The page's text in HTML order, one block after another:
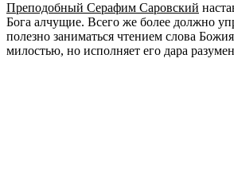
Преподобный Серафим Саровский
Бога алчущие. Всего же более должно
полезно заниматься чтением слова
милостью, но исполняет его дара